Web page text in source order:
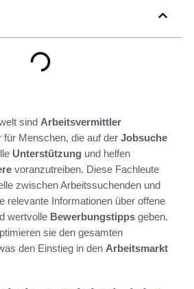
sind Arbeitsvermittler
Menschen, die auf der Jobsuche
Unterstützung und helfen
voranzutreiben. Diese Fachleute
zwischen Arbeitssuchenden und
relevante Informationen über offene
wertvolle Bewerbungstipps geben.
sie den gesamten
den Einstieg in den Arbeitsmarkt